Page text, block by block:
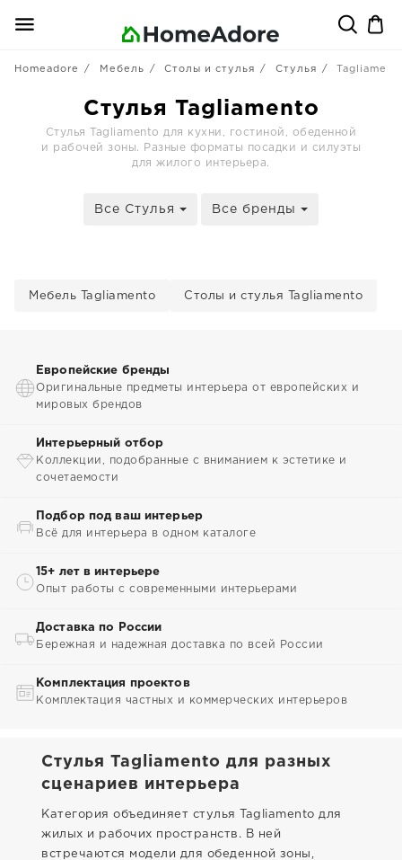
Homeadore Мебель Столы и стулья Стулья
Стулья Tagliamento
Стулья Tagliamento для кухни, гостиной, обеденной
и рабочей зоны. Разные форматы посадки и силуэты
для жилого интерьера.
Все Стулья Все бренды
Мебель Tagliamento Столы и стулья Tagliamento
Европейские бренды
Оригинальные предметы интерьера от европейских и
мировых брендов
Интерьерный отбор
Коллекции, подобранные с вниманием к эстетике и
сочетаемости
Подбор под ваш интерьер
Всё для интерьера в одном каталоге
15+ лет в интерьере
Опыт работы с современными интерьерами
Доставка по России
Бережная и надежная доставка по всей России
Комплектация проектов
Комплектация частных и коммерческих интерьеров
Стулья Tagliamento для разных
сценариев интерьера
Категория объединяет стулья Tagliamento для
жилых и рабочих пространств. В ней
встречаются модели для обеденной зоны,